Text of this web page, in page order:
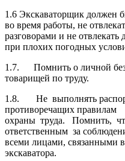
1.6 Экскаваторщик должен
во время работы, не
разговорами и не
при плохих погодных
1.7. Помнить о личной
товарищей по труду.
1.8. Не выполнять
противоречащих правилам
охраны труда. Помнить,
ответственным за
всеми лицами, связанными
экскаватора.